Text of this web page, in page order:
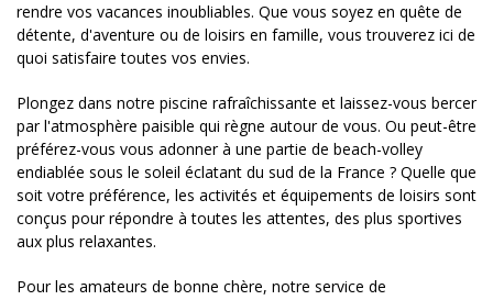
rendre vos vacances inoubliables. Que vous soyez en quête de
détente, d'aventure ou de loisirs en famille, vous trouverez ici de
quoi satisfaire toutes vos envies.
Plongez dans notre piscine rafraîchissante et laissez-vous bercer
par l'atmosphère paisible qui règne autour de vous. Ou peut-être
préférez-vous vous adonner à une partie de beach-volley
endiablée sous le soleil éclatant du sud de la France ? Quelle que
soit votre préférence, les activités et équipements de loisirs sont
conçus pour répondre à toutes les attentes, des plus sportives
aux plus relaxantes.
Pour les amateurs de bonne chère, notre service de